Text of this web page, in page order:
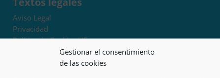
Gestionar el consentimiento
de las cookies
Aviso Legal
Privacidad
Política de Cookies UE
Términos y condiciones
Exoneración de responsabilidad